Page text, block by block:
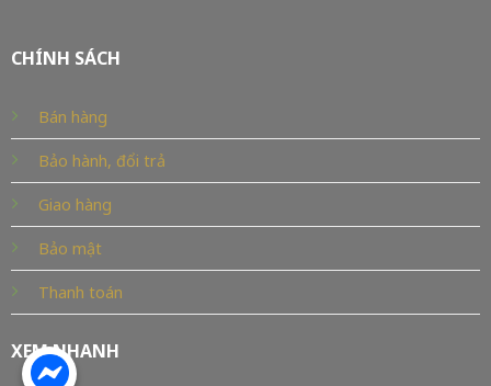
CHÍNH SÁCH
Bán hàng
Bảo hành, đổi trả
Giao hàng
Bảo mật
Thanh toán
XEM NHANH